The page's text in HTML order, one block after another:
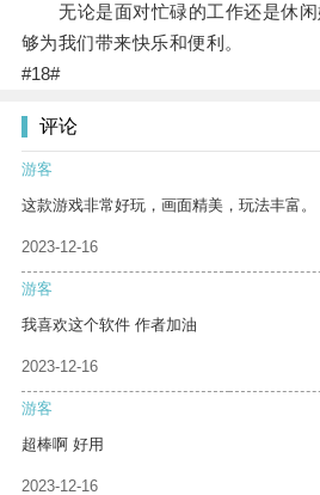
无论是面对忙碌的工作还是休闲
够为我们带来快乐和便利。
#18#
评论
游客
这款游戏非常好玩，画面精美，玩法丰富。
2023-12-16
游客
我喜欢这个软件 作者加油
2023-12-16
游客
超棒啊 好用
2023-12-16